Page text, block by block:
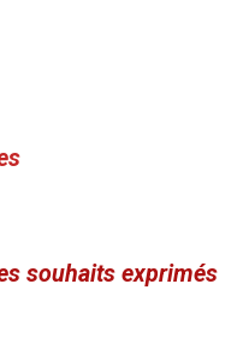
souhaits exprimés